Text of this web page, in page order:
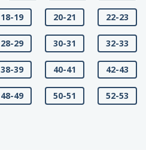
18-19 20-21 22-23
28-29 30-31 32-33
38-39 40-41 42-43
48-49 50-51 52-53